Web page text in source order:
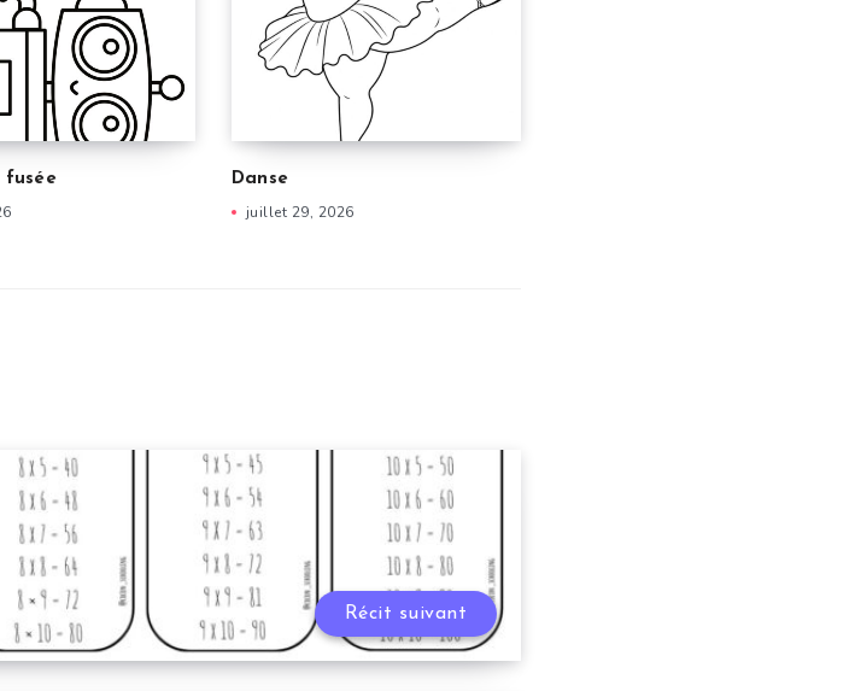
fusée Danse
juillet 29, 2026
Récit suivant